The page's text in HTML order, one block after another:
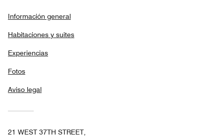
Información general
Habitaciones y suites
Experiencias
Fotos
Aviso legal
21 WEST 37TH STREET,